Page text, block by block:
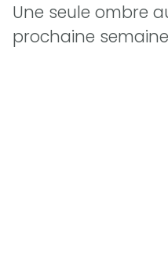
Une seule ombre
prochaine semaine